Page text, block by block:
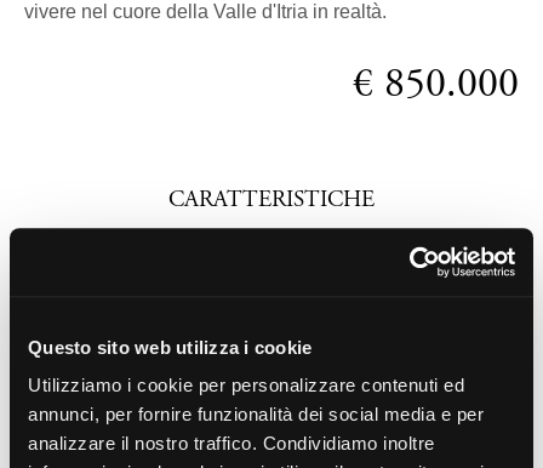
Questo sito web utilizza i cookie
Utilizziamo i cookie per personalizzare contenuti ed
annunci, per fornire funzionalità dei social media e per
analizzare il nostro traffico. Condividiamo inoltre
vivere nel cuore della Valle d'Itria in realtà.
€ 850.000
CARATTERISTICHE
Ti interessa questo immobile? Queste sono alcune
Indirizzo: Contrada Grotte
Camere: 2
Bagni: 3